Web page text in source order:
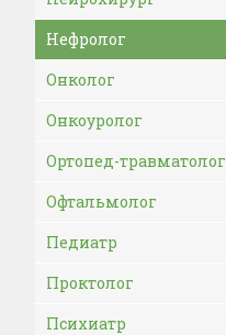
Нефролог
Онколог
Онкоуролог
Ортопед-травматолог
Офтальмолог
Педиатр
Проктолог
Психиатр